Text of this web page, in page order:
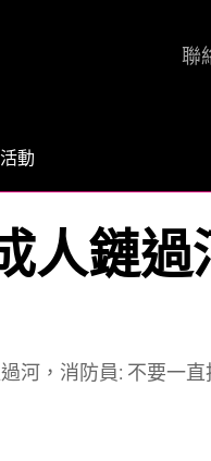
活動
聯
人鏈過
河，消防員: 不要一直